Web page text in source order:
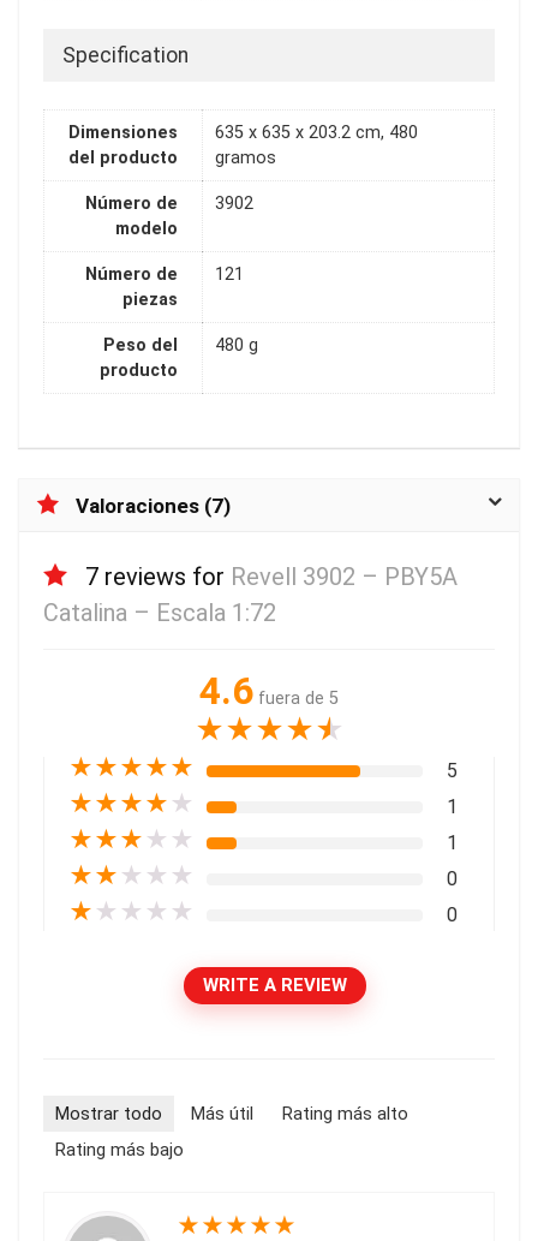
Specification
Dimensiones
del producto
635 x 635 x 203.2 cm, 480
gramos
Número de
modelo
3902
Número de
piezas
121
Peso del
producto
480 g
Valoraciones (7)
7 reviews for Revell 3902 – PBY5A
Catalina – Escala 1:72
4.6 fuera de 5
★★★★★
★★★★★ 5
★★★★ ★ 1
★★★ ★ ★ 1
★★ ★ ★ ★ 0
★ ★ ★ ★ ★ 0
WRITE A REVIEW
Mostrar todo Más útil
Rating más alto
Rating más bajo
★★★★★